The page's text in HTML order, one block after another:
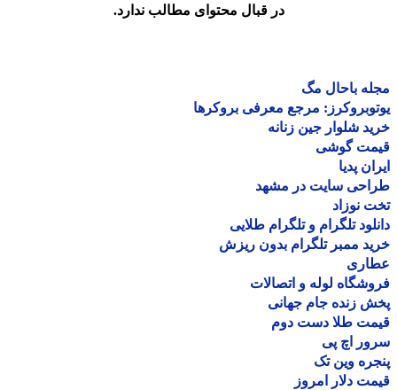
در قبال محتوای مطالب ندارد.
باحال مگ
مرجع معرفی بروکرها
شلوار جین زنانه
گوشی
پدیا
سایت در مشهد
نوزاد
تلگرام و تلگرام طلایی
ممبر تلگرام بدون ریزش
لوله و اتصالات
زنده جام جهانی
طلا دست دوم
اچ پی
وین تک
دلار امروز